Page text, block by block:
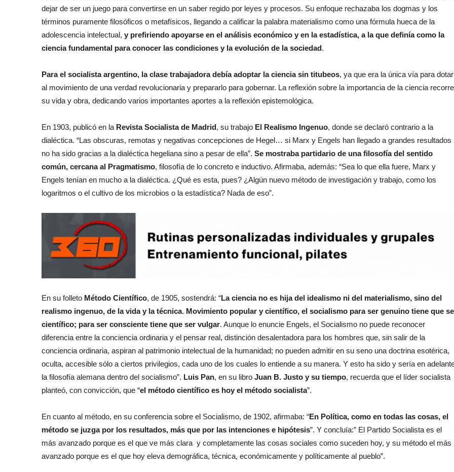
dejar de ser un juego para convertirse en un saber regido por leyes y procesos. Su enfoque rechazaba los dogmas y los
términos puramente filosóficos o metafísicos, llegando a calificar la palabra materialismo como una fórmula hueca de la
adolescencia intelectual, y prefiriendo apoyarse en el análisis económico y en la estadística, a la que definía como la
ciencia fundamental para conocer las condiciones y la evolución de la sociedad.
Para el socialista argentino, la clase trabajadora debía adoptar la ciencia sin titubeos, ya que era la única vía para dotar
al movimiento de una verdad revolucionaria y prepararlo para gobernar. La reflexión sobre la importancia de la ciencia recorre
su vida y obra, dedicando varios importantes aportes a la reflexión epistemológica.
En 1903, publicó en la Revista Socialista de Madrid, su trabajo El Realismo Ingenuo, donde se declaró contrario a la
dialéctica. “Las obscuras, remotas y negativas concepciones de Hegel… si Marx y Engels han llegado a grandes resultados
no ha sido gracias a la dialéctica hegeliana sino a pesar de ella”. Se mostraba partidario de una filosofía del sentido
común, cercana al Pragmatismo, filosofía de lo concreto e inductivo. Afirmaba, además: “Sea lo que ella fuere, Marx y
Engels tenían en mucho a la dialéctica. ¿Qué es esta, pues? ¿Algún nuevo método de investigación y trabajo, como los
logaritmos o el cultivo de los microbios o la estadística? Nada de eso”.
En su folleto Método Científico, de 1905, sostendrá: “La ciencia no es hija del idealismo ni del materialismo, sino del
realismo ingenuo, de la vida y la técnica. Movimiento popular y científico, el socialismo para ser genuino tiene que
científico; para ser consciente tiene que ser vulgar. Aunque lo enuncie Engels, el Socialismo no puede reconocer
diferencia entre la conciencia ordinaria y el pensar real, distinción desalentadora para los hombres que, sin salir de la
conciencia ordinaria, aspiran al patrimonio intelectual de la humanidad; no pueden admitir en su seno una doctrina esotérica,
oculta, accesible sólo a ciertos privilegios, cada uno de los cuales lo entiende a su manera. Y esto ha sido y sería en
la filosofía alemana dentro del socialismo”. Luis Pan, en su libro Juan B. Justo y su tiempo, recuerda que el líder socialista
planteó, con convicción, que “el método científico es hoy el método socialista”.
En cuanto al método, en su conferencia sobre el Socialismo, de 1902, afirmaba: “En Política, como en todas las cosas, el
método se juzga por los resultados, más que por las intenciones e hipótesis”. Y concluía:” El Partido Socialista es el
más avanzado porque es el que ve más clara y completamente las cosas sociales como suceden hoy, y su método el más
avanzado porque es el que hoy eleva demográfica, técnica, económicamente y políticamente al pueblo”.